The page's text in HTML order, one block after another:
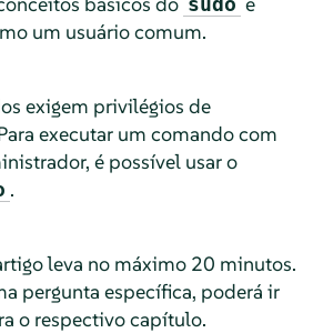
um usuário comum.
exigem privilégios de
executar um comando com
é possível usar o
.
leva no máximo 20 minutos.
pergunta específica, poderá ir
o respectivo capítulo.